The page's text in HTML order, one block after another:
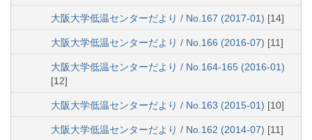
大阪大学低温センターだより / No.167 (2017-01) [14]
大阪大学低温センターだより / No.166 (2016-07) [11]
大阪大学低温センターだより / No.164-165 (2016-01)
[12]
大阪大学低温センターだより / No.163 (2015-01) [10]
大阪大学低温センターだより / No.162 (2014-07) [11]